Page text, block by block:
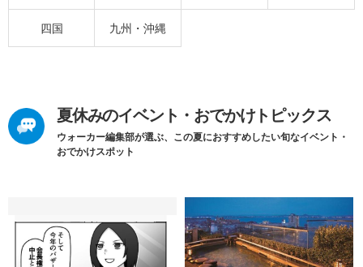
四国 九州・沖縄
夏休みのイベント・おでかけトピックス
ウォーカー編集部が選ぶ、この夏におすすめしたい旬なイベント・
おでかけスポット